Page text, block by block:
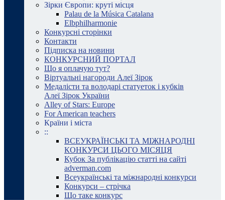
Зірки Європи: круті місця
Palau de la Música Catalana
Elbphilharmonie
Конкурсні сторінки
Контакти
Підписка на новини
КОНКУРСНИЙ ПОРТАЛ
Що я оплачую тут?
Віртуальні нагороди Алеї Зірок
Медалісти та володарі статуеток і кубків
Алеї Зірок України
Alley of Stars: Europe
For American teachers
Країни і міста
::
ВСЕУКРАЇНСЬКІ ТА МІЖНАРОДНІ
КОНКУРСИ ЦЬОГО МІСЯЦЯ
Кубок За публікацію статті на сайті
adverman.com
Всеукраїнські та міжнародні конкурси
Конкурси – стрічка
Що таке конкурс